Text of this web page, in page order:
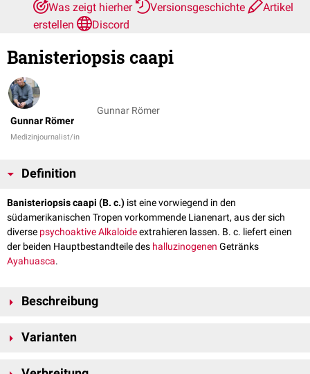
Was zeigt hierher
Versionsgeschichte
Artikel
erstellen
Discord
Banisteriopsis caapi
Gunnar Römer
Medizinjournalist/in
Gunnar Römer
Definition
Banisteriopsis caapi (B. c.) ist eine vorwiegend in den
südamerikanischen Tropen vorkommende Lianenart, aus der sich
diverse psychoaktiveAlkaloideextrahieren lassen. B. c. liefert einen
der beiden Hauptbestandteile des halluzinogenen Getränks
Ayahuasca.
Beschreibung
holzartige, sehr lange und vielfach verzweigte Stängel
einzelne
Pflanzen
Varianten